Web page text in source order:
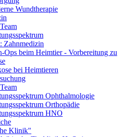
Wundtherapie
Zahnmedizin
Ops beim Heimtier - Vorbereitung zu
bei Heimtieren
Ophthalmologie
Orthopädie
HNO
Klinik"